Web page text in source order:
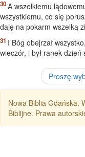
A wszelkiemu
wszystkiemu, co się
daję na pokarm wszelką
I Bóg obejrzał
wieczór, i był ranek dzień
Proszę
Nowa Biblia Gdańska.
Biblijne. Prawa